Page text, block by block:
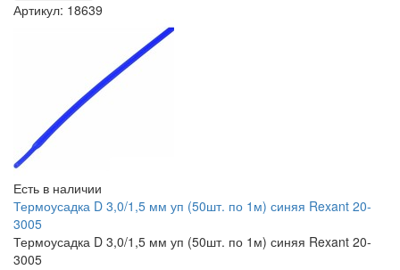
Артикул: 18639
Есть в наличии
Термоусадка D 3,0/1,5 мм уп (50шт. по 1м) синяя Rexant 20-
3005
Термоусадка D 3,0/1,5 мм уп (50шт. по 1м) синяя Rexant 20-
3005